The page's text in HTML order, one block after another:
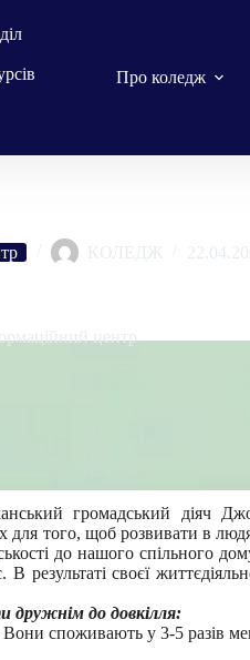
Про коледж
КОЛЕДЖ
центр
громадський діяч
для того, щоб розвивати в
до нашого спільного
результаті своєї
дружнім до довкілля:
споживають у 3-5 разів